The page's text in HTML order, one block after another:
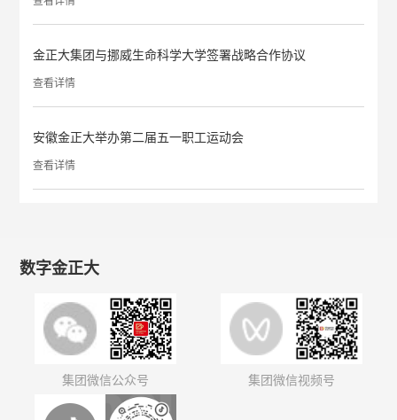
金正大集团与挪威生命科学大学签署战略合作协议
查看详情
安徽金正大举办第二届五一职工运动会
查看详情
数字金正大
集团微信公众号 集团微信视频号